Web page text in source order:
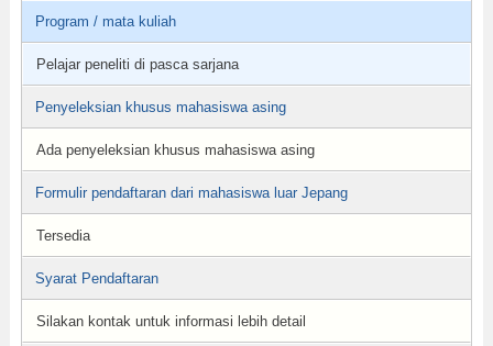
Program / mata kuliah
Pelajar peneliti di pasca sarjana
Penyeleksian khusus mahasiswa asing
Ada penyeleksian khusus mahasiswa asing
Formulir pendaftaran dari mahasiswa luar Jepang
Tersedia
Syarat Pendaftaran
Silakan kontak untuk informasi lebih detail